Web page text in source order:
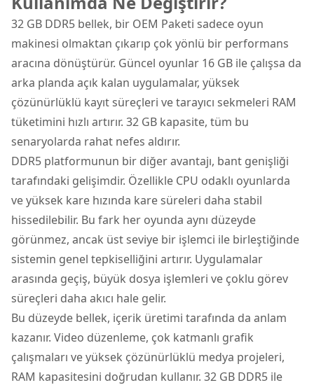
32 GB DDR5 bellek, bir OEM Paketi sadece oyun
makinesi olmaktan çıkarıp çok yönlü bir performans
aracına dönüştürür. Güncel oyunlar 16 GB ile çalışsa da
arka planda açık kalan uygulamalar, yüksek
çözünürlüklü kayıt süreçleri ve tarayıcı sekmeleri RAM
tüketimini hızlı artırır. 32 GB kapasite, tüm bu
senaryolarda rahat nefes aldırır.
DDR5 platformunun bir diğer avantajı, bant genişliği
tarafındaki gelişimdir. Özellikle CPU odaklı oyunlarda
ve yüksek kare hızında kare süreleri daha stabil
hissedilebilir. Bu fark her oyunda aynı düzeyde
görünmez, ancak üst seviye bir işlemci ile birleştiğinde
sistemin genel tepkiselliğini artırır. Uygulamalar
arasında geçiş, büyük dosya işlemleri ve çoklu görev
süreçleri daha akıcı hale gelir.
Bu düzeyde bellek, içerik üretimi tarafında da anlam
kazanır. Video düzenleme, çok katmanlı grafik
çalışmaları ve yüksek çözünürlüklü medya projeleri,
RAM kapasitesini doğrudan kullanır. 32 GB DDR5 ile